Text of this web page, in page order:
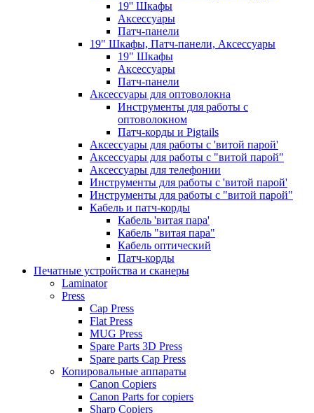
19'' Шкафы
Аксессуары
Патч-панели
19" Шкафы, Патч-панели, Аксессуары
19" Шкафы
Аксессуары
Патч-панели
Аксессуары для оптоволокна
Инструменты для работы с
оптоволокном
Патч-корды и Pigtails
Аксессуары для работы с 'витой парой'
Аксессуары для работы с "витой парой"
Аксессуары для телефонии
Инструменты для работы с 'витой парой'
Инструменты для работы с "витой парой"
Кабель и патч-корды
Кабель 'витая пара'
Кабель "витая пара"
Кабель оптический
Патч-корды
Печатные устройства и сканеры
Laminator
Press
Cap Press
Flat Press
MUG Press
Spare Parts 3D Press
Spare parts Cap Press
Копировальные аппараты
Canon Copiers
Canon Parts for copiers
Sharp Copiers